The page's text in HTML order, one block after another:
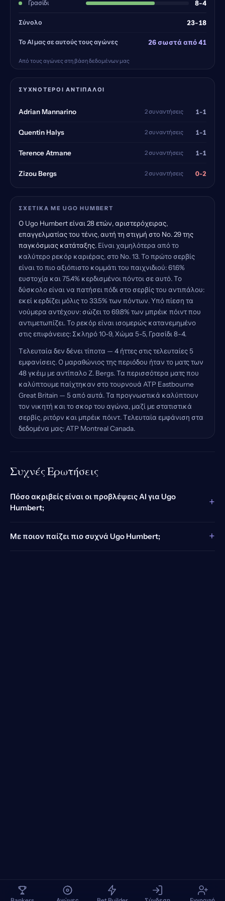
Γρασίδι 8-4
Σύνολο 23-18
Το AI μας σε αυτούς τους αγώνες 26 σωστά από 41
Από τους αγώνες στη βάση δεδομένων μας
ΣΥΧΝΌΤΕΡΟΙ ΑΝΤΊΠΑΛΟΙ
Adrian Mannarino 2 συναντήσεις 1-1
Quentin Halys 2 συναντήσεις 1-1
Terence Atmane 2 συναντήσεις 1-1
Zizou Bergs 2 συναντήσεις 0-2
ΣΧΕΤΙΚΆ ΜΕ UGO HUMBERT
Ο Ugo Humbert είναι 28 ετών, αριστερόχειρας,
επαγγελματίας του τένις, αυτή τη στιγμή στο Νο. 29 της
παγκόσμιας κατάταξης. Είναι χαμηλότερα από το
καλύτερο ρεκόρ καριέρας, στο Νο. 13. Το πρώτο σερβίς
είναι το πιο αξιόπιστο κομμάτι του παιχνιδιού: 61.6%
ευστοχία και 75.4% κερδισμένοι πόντοι σε αυτό. Το
δύσκολο είναι να πατήσει πόδι στο σερβίς του αντιπάλου:
εκεί κερδίζει μόλις το 33.5% των πόντων. Υπό πίεση τα
νούμερα αντέχουν: σώζει το 69.8% των μπρέικ πόιντ που
αντιμετωπίζει. Το ρεκόρ είναι ισομερώς κατανεμημένο
στις επιφάνειες: Σκληρό 10-9, Χώμα 5-5, Γρασίδι 8-4.
Τελευταία δεν δένει τίποτα — 4 ήττες στις τελευταίες 5
εμφανίσεις. Ο μαραθώνιος της περιόδου ήταν το ματς των
48 γκέιμ με αντίπαλο Z. Bergs. Τα περισσότερα ματς που
καλύπτουμε παίχτηκαν στο τουρνουά ATP Eastbourne
Great Britain — 5 από αυτά. Τα προγνωστικά καλύπτουν
τον νικητή και το σκορ του αγώνα, μαζί με στατιστικά
σερβίς, ριτόρν και μπρέικ πόιντ. Τελευταία εμφάνιση στα
δεδομένα μας: ATP Montreal Canada.
Συχνές Ερωτήσεις
Πόσο ακριβείς είναι οι προβλέψεις AI για Ugo
Humbert;
+
Με ποιον παίζει πιο συχνά Ugo Humbert; +